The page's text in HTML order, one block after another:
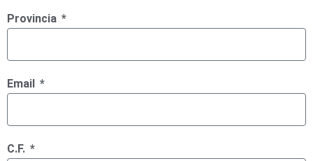
Provincia
Email
C.F.